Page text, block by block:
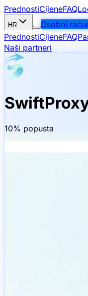
PrednostiCijeneFAQ
HR Osobni
PrednostiCijeneFAQ
Naši partneri
10% popusta